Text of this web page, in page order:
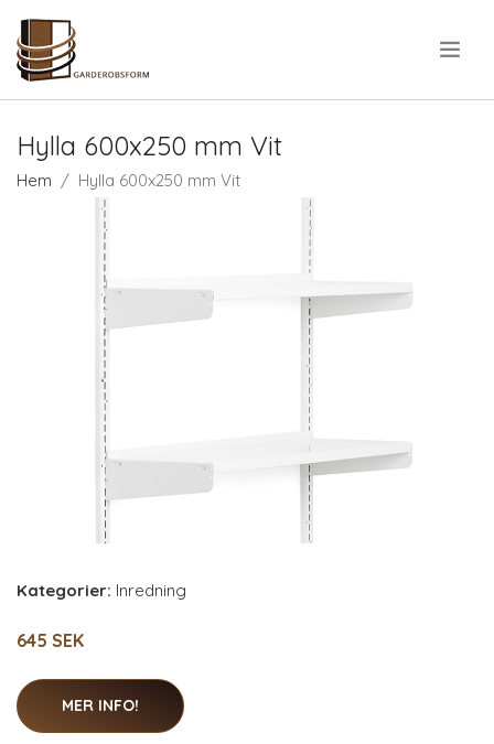
Hylla 600x250 mm Vit
Hem Hylla 600x250 mm Vit
Kategorier: Inredning
645 SEK
MER INFO!